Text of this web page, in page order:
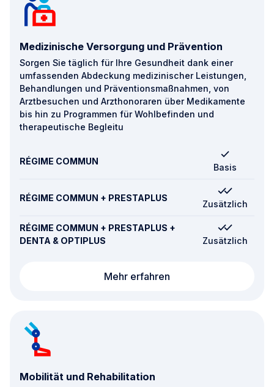
Medizinische Versorgung und Prävention
Sorgen Sie täglich für Ihre Gesundheit dank einer
umfassenden Abdeckung medizinischer Leistungen,
Behandlungen und Präventionsmaßnahmen, von
Arztbesuchen und Arzthonoraren über Medikamente
bis hin zu Programmen für Wohlbefinden und
therapeutische Begleitu
RÉGIME COMMUN
Basis
RÉGIME COMMUN + PRESTAPLUS
Zusätzlich
RÉGIME COMMUN + PRESTAPLUS +
DENTA & OPTIPLUS
Zusätzlich
Mehr erfahren
Mobilität und Rehabilitation